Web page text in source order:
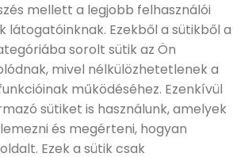
mellett a legjobb felhasználói
látogatóinknak. Ezekből a sütikből a
sorolt sütik az Ön
mivel nélkülözhetetlenek a
működéséhez. Ezenkívül
sütiket is használunk, amelyek
és megérteni, hogyan
Ezek a sütik csak